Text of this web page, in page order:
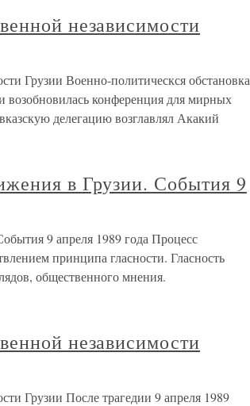
независимости
Грузии Военно-политическся обстановка
возобновилась конференция для мирных
делегацию возглавлял Акакий
в Грузии. События 9
9 апреля 1989 года Процесс
принципа гласности. Гласность
общественного мнения.
независимости
Грузии После трагедии 9 апреля 1989